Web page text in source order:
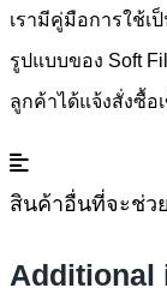
เรามีคู่มือการใช้เ
รูปแบบของ Soft
ลูกค้าได้แจ้งสั่งซื้อ
สินค้าอื่นที่จะช่ว
Additional